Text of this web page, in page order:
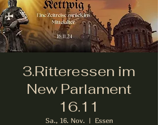
3.Ritteressen im
New Parlament
16.11
Sa., 16. Nov.
  |
Essen